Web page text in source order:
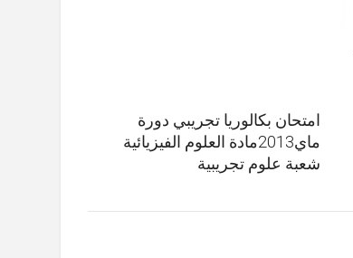
امتحان بكالوريا تجريبي دورة
ماي2013مادة العلوم الفيزيائية
شعبة علوم تجريبية